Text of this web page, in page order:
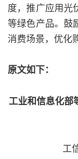
度，推广应用光
等绿色产品。鼓
消费场景，优化
原文如下：
工业和信息化部
工